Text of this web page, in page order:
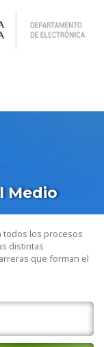
Medio
todos los procesos
distintas
que forman el